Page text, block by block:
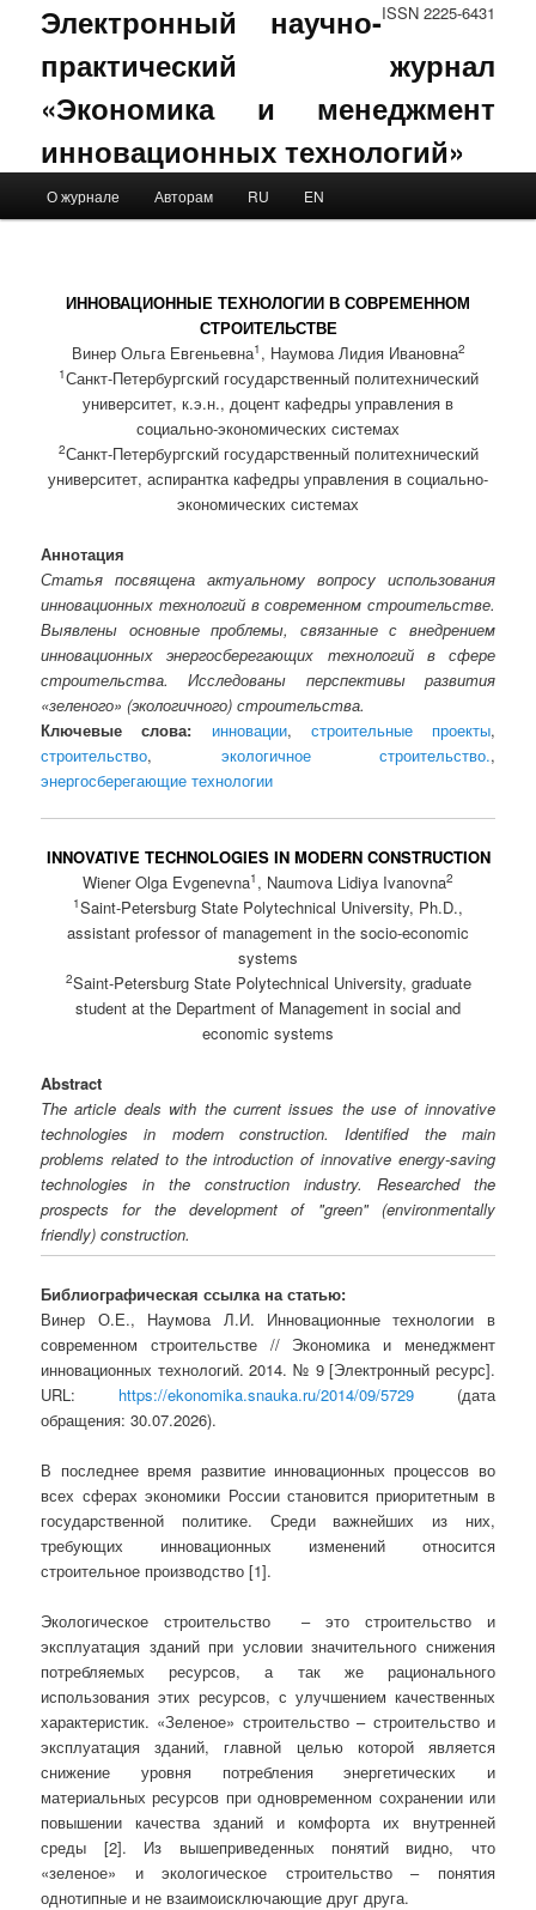
ISSN 2225-6431
Электронный научно-
практический журнал
«Экономика и менеджмент
инновационных технологий»
Skip to primary content
Skip to secondary content
О журнале Авторам RU EN
ИННОВАЦИОННЫЕ ТЕХНОЛОГИИ В СОВРЕМЕННОМ
СТРОИТЕЛЬСТВЕ
Винер Ольга Евгеньевна1 , Наумова Лидия Ивановна2
1Санкт-Петербургский государственный политехнический
университет, к.э.н., доцент кафедры управления в
социально-экономических системах
2Санкт-Петербургский государственный политехнический
университет, аспирантка кафедры управления в социально-
экономических системах
Аннотация
Статья посвящена актуальному вопросу использования
инновационных технологий в современном строительстве.
Выявлены основные проблемы, связанные с внедрением
инновационных энергосберегающих технологий в сфере
строительства. Исследованы перспективы развития
«зеленого» (экологичного) строительства.
Ключевые слова:
инновации, строительные проекты,
строительство, экологичное строительство.,
энергосберегающие технологии
INNOVATIVE TECHNOLOGIES IN MODERN CONSTRUCTION
Wiener Olga Evgenevna1 , Naumova Lidiya Ivanovna2
1Saint-Petersburg State Polytechnical University, Ph.D.,
assistant professor of management in the socio-economic
systems
2Saint-Petersburg State Polytechnical University, graduate
student at the Department of Management in social and
economic systems
Abstract
The article deals with the current issues the use of innovative
technologies in modern construction. Identified the main
problems related to the introduction of innovative energy-saving
technologies in the construction industry. Researched the
prospects for the development of "green" (environmentally
friendly) construction.
Библиографическая ссылка на статью:
Винер О.Е., Наумова Л.И. Инновационные технологии в
современном строительстве // Экономика и менеджмент
инновационных технологий. 2014. № 9 [Электронный ресурс].
URL: https://ekonomika.snauka.ru/2014/09/5729 (дата
обращения: 30.07.2026).
В последнее время развитие инновационных процессов во
всех сферах экономики России становится приоритетным в
государственной политике. Среди важнейших из них,
требующих инновационных изменений относится
строительное производство [1].
Экологическое строительство – это строительство и
эксплуатация зданий при условии значительного снижения
потребляемых ресурсов, а так же рационального
использования этих ресурсов, с улучшением качественных
характеристик. «Зеленое» строительство – строительство и
эксплуатация зданий, главной целью которой является
снижение уровня потребления энергетических и
материальных ресурсов при одновременном сохранении или
повышении качества зданий и комфорта их внутренней
среды [2]. Из вышеприведенных понятий видно, что
«зеленое» и экологическое строительство – понятия
однотипные и не взаимоисключающие друг друга.